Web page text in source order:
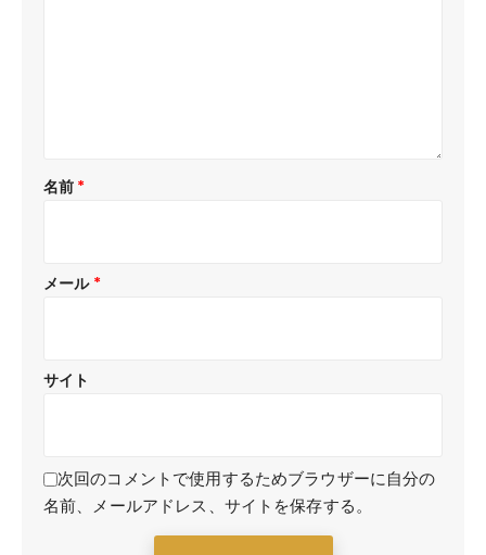
名前 *
メール *
サイト
次回のコメントで使用するためブラウザーに自分の
名前、メールアドレス、サイトを保存する。